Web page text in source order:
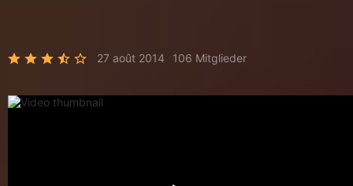
27 août 2014 106 Mitglieder